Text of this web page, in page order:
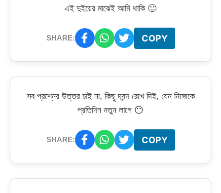
এই দুইয়ের মাঝেই আমি থাকি 🙂
SHARE: COPY
সব প্রশ্নের উত্তর চাই না, কিছু দ্বন্দ রেখে দিই, যেন নিজেকে
প্রতিদিন নতুন লাগে 😶
SHARE: COPY